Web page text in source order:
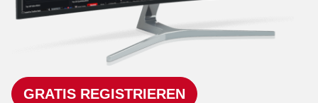
GRATIS REGISTRIEREN